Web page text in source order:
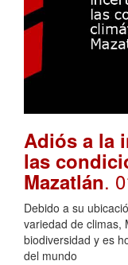
Adiós a la
las
Mazatlán.
Debido a su
variedad de climas,
biodiversidad y es
del mundo